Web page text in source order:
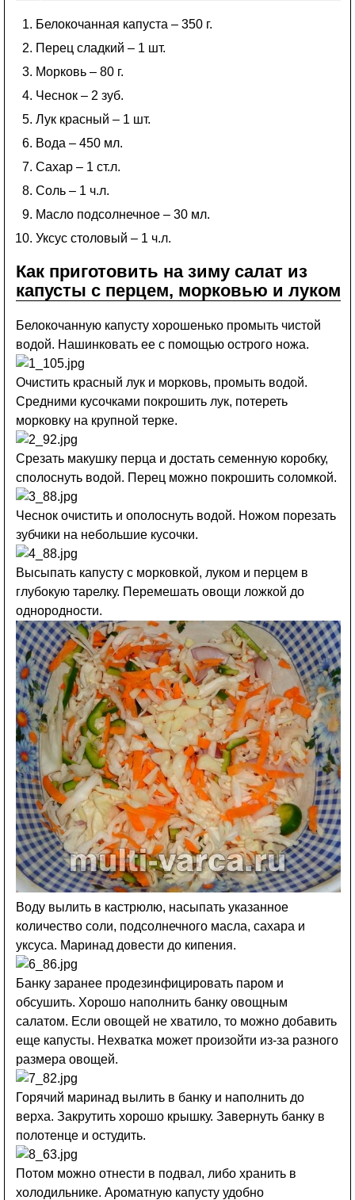
Белокочанная капуста – 350 г.
Перец сладкий – 1 шт.
Морковь – 80 г.
Чеснок – 2 зуб.
Лук красный – 1 шт.
Вода – 450 мл.
Сахар – 1 ст.л.
Соль – 1 ч.л.
Масло подсолнечное – 30 мл.
Уксус столовый – 1 ч.л.
Как приготовить на зиму салат из
капусты с перцем, морковью и луком
Белокочанную капусту хорошенько промыть чистой
водой. Нашинковать ее с помощью острого ножа.
Очистить красный лук и морковь, промыть водой.
Средними кусочками покрошить лук, потереть
морковку на крупной терке.
Срезать макушку перца и достать семенную коробку,
сполоснуть водой. Перец можно покрошить соломкой.
Чеснок очистить и ополоснуть водой. Ножом порезать
зубчики на небольшие кусочки.
Высыпать капусту с морковкой, луком и перцем в
глубокую тарелку. Перемешать овощи ложкой до
однородности.
Воду вылить в кастрюлю, насыпать указанное
количество соли, подсолнечного масла, сахара и
уксуса. Маринад довести до кипения.
Банку заранее продезинфицировать паром и
обсушить. Хорошо наполнить банку овощным
салатом. Если овощей не хватило, то можно добавить
еще капусты. Нехватка может произойти из-за разного
размера овощей.
Горячий маринад вылить в банку и наполнить до
верха. Закрутить хорошо крышку. Завернуть банку в
полотенце и остудить.
Потом можно отнести в подвал, либо хранить в
холодильнике. Ароматную капусту удобно